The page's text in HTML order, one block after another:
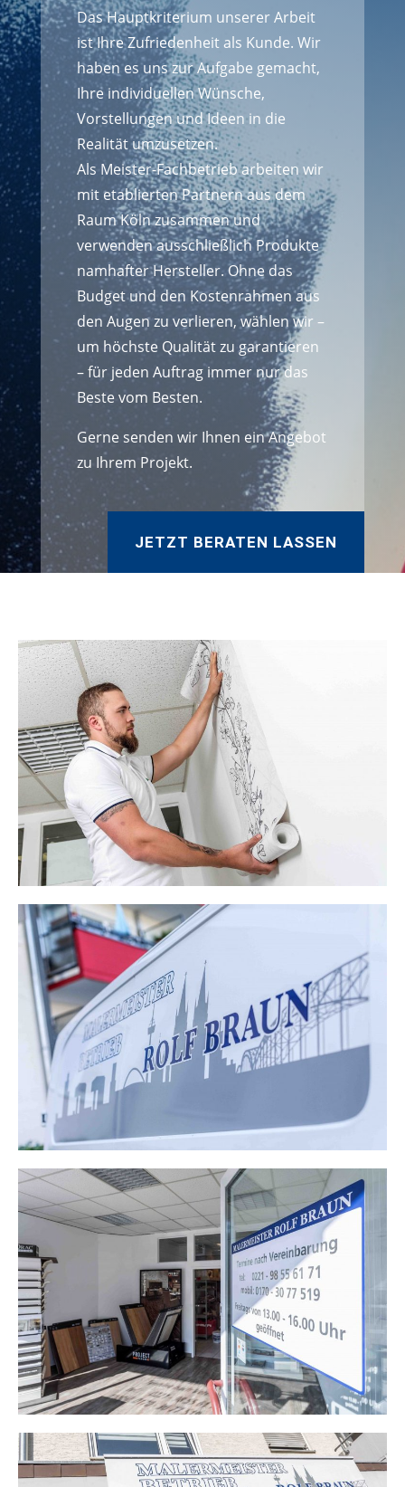
Das Hauptkriterium unserer Arbeit
ist Ihre Zufriedenheit als Kunde. Wir
haben es uns zur Aufgabe gemacht,
Ihre individuellen Wünsche,
Vorstellungen und Ideen in die
Realität umzusetzen.
Als Meister-Fachbetrieb arbeiten wir
mit etablierten Partnern aus dem
Raum Köln zusammen und
verwenden ausschließlich Produkte
namhafter Hersteller. Ohne das
Budget und den Kostenrahmen aus
den Augen zu verlieren, wählen wir –
um höchste Qualität zu garantieren
– für jeden Auftrag immer nur das
Beste vom Besten.
Gerne senden wir Ihnen ein Angebot
zu Ihrem Projekt.
JETZT BERATEN LASSEN